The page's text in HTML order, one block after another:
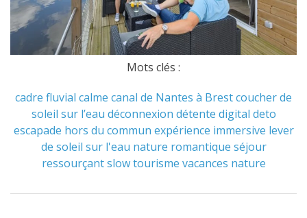
Mots clés :
cadre fluvial calme canal de Nantes à Brestcoucher de
soleil sur l’eau déconnexion détente digital deto
escapade hors du commun expérience immersive lever
de soleil sur l'eau nature romantique séjour
ressourçant slow tourisme vacances nature